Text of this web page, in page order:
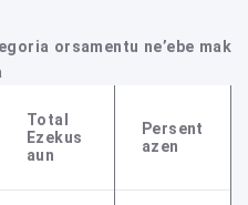
orsamentu ne’ebe mak
Total
Ezekus
Aun
Persent
Azen